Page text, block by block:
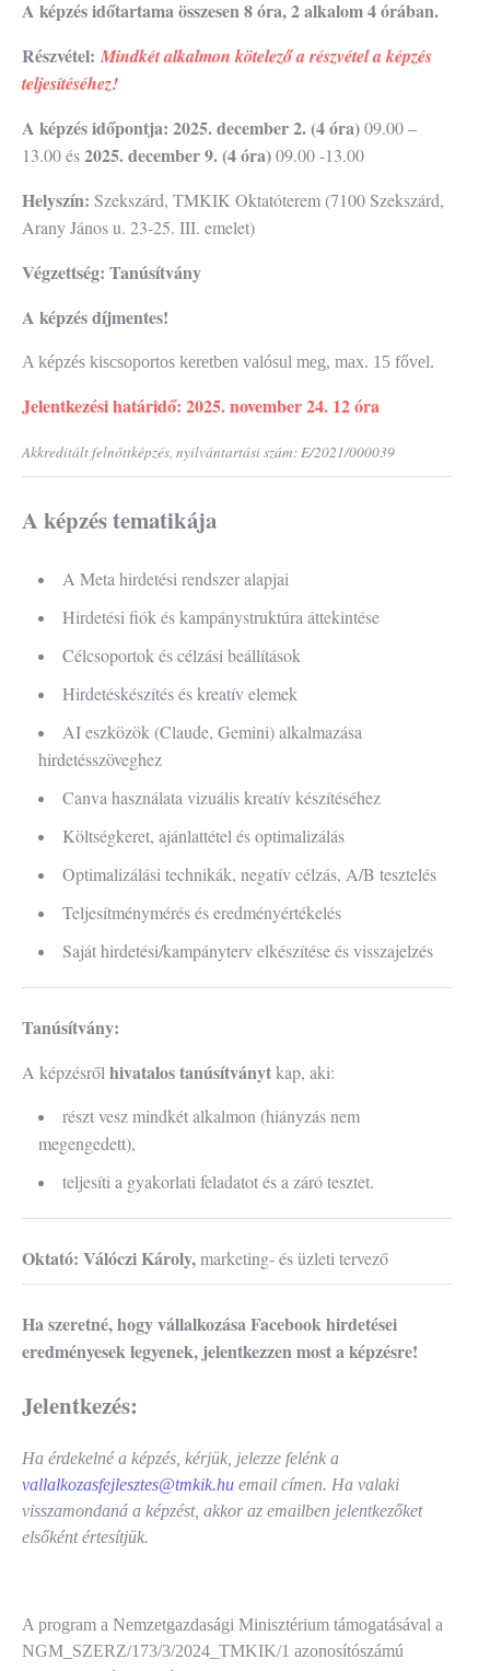
A képzés időtartama összesen 8 óra, 2 alkalom 4 órában.
Részvétel:Mindkét alkalmon kötelező a részvétel a képzés
teljesítéséhez!
A képzés időpontja: 2025. december 2.(4 óra)09.00 –
13.00 és2025. december 9. (4 óra)09.00 -13.00
Helyszín: Szekszárd, TMKIK Oktatóterem (7100 Szekszárd,
Arany János u. 23-25. III. emelet)
Végzettség: Tanúsítvány
A képzés díjmentes!
A képzés kiscsoportos keretben valósul meg, max. 15 fővel.
Jelentkezési határidő: 2025. november 24. 12 óra
Akkreditált felnőttképzés, nyilvántartási szám: E/2021/000039
A képzés tematikája
A Meta hirdetési rendszer alapjai
Hirdetési fiók és kampánystruktúra áttekintése
Célcsoportok és célzási beállítások
Hirdetéskészítés és kreatív elemek
AI eszközök (Claude, Gemini) alkalmazása
hirdetésszöveghez
Canva használata vizuális kreatív készítéséhez
Költségkeret, ajánlattétel és optimalizálás
Optimalizálási technikák, negatív célzás, A/B tesztelés
Teljesítménymérés és eredményértékelés
Saját hirdetési/kampányterv elkészítése és visszajelzés
Tanúsítvány:
A képzésről hivatalos tanúsítványtkap, aki:
részt vesz mindkét alkalmon (hiányzás nem
megengedett),
teljesíti a gyakorlati feladatot és a záró tesztet.
Oktató: Válóczi Károly,marketing- és üzleti tervező
Ha szeretné, hogy vállalkozása Facebook hirdetései
eredményesek legyenek, jelentkezzen most a képzésre!
Jelentkezés:
Ha érdekelné a képzés, kérjük, jelezze felénk a
vallalkozasfejlesztes@tmkik.hu email címen. Ha valaki
visszamondaná a képzést, akkor az emailben jelentkezőket
elsőként értesítjük.
A program a Nemzetgazdasági Minisztérium támogatásával a
NGM_SZERZ/173/3/2024_TMKIK/1 azonosítószámú